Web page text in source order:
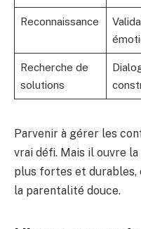
Reconnaissance
Recherche de
solutions
Parvenir à gérer les
vrai défi. Mais il ouvre
plus fortes et durables,
la parentalité douce.